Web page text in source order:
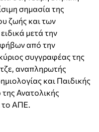
σημασία της
ζωής και των
μετά την
από την
συγγραφέας της
αναπληρωτής
και Παιδικής
Ανατολικής
ΑΠΕ.